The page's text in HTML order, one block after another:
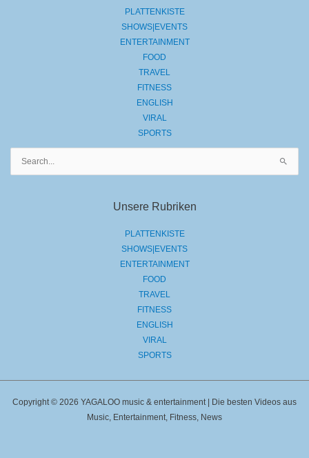
PLATTENKISTE
SHOWS|EVENTS
ENTERTAINMENT
FOOD
TRAVEL
FITNESS
ENGLISH
VIRAL
SPORTS
Unsere Rubriken
PLATTENKISTE
SHOWS|EVENTS
ENTERTAINMENT
FOOD
TRAVEL
FITNESS
ENGLISH
VIRAL
SPORTS
Copyright © 2026 YAGALOO music & entertainment | Die besten Videos aus
Music, Entertainment, Fitness, News